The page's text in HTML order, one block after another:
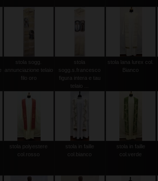
stola sogg.
annunciazione telaio
filo oro
stola
sogg.s.francesco
figura intera e tau
telaio ...
stola lana lurex col.
Bianco
stola polyestere
col.rosso
stola in faille
col.bianco
stola in faille
col.verde